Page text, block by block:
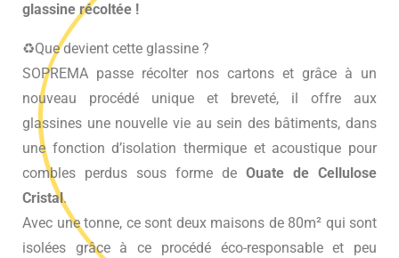
glassine récoltée !
♻Que devient cette glassine ?
SOPREMA passe récolter nos cartons et grâce à un
nouveau procédé unique et breveté, il offre aux
glassines une nouvelle vie au sein des bâtiments, dans
une fonction d’isolation thermique et acoustique pour
combles perdus sous forme de Ouate de Cellulose
Cristal.
Avec une tonne, ce sont deux maisons de 80m² qui sont
isolées grâce à ce procédé éco-responsable et peu